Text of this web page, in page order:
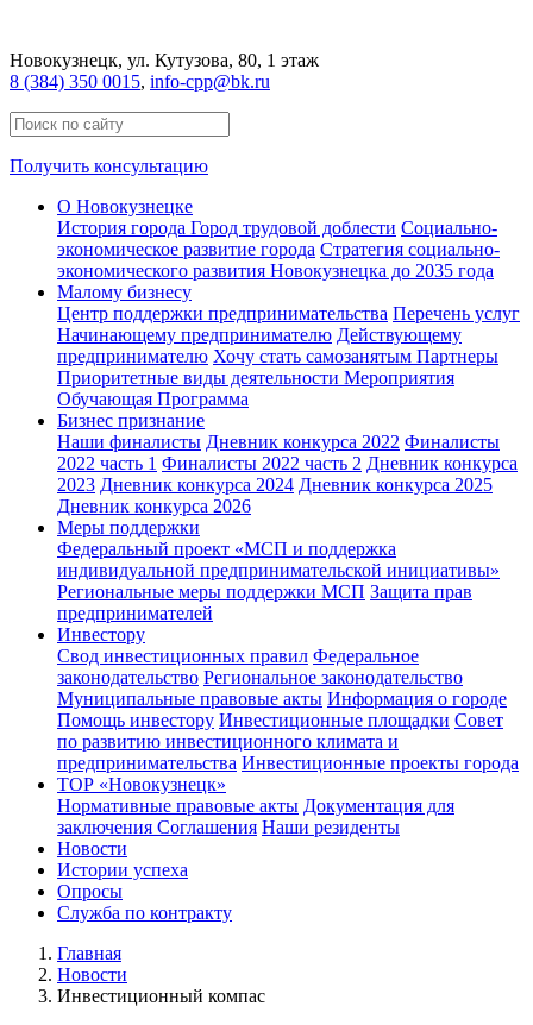
Новокузнецк, ул. Кутузова, 80, 1 этаж
8 (384) 350 0015, info-cpp@bk.ru
Получить консультацию
О Новокузнецке
История города Город трудовой доблести Социально-
экономическое развитие города Стратегия социально-
экономического развития Новокузнецка до 2035 года
Малому бизнесу
Центр поддержки предпринимательства Перечень услуг
Начинающему предпринимателю Действующему
предпринимателю Хочу стать самозанятым Партнеры
Приоритетные виды деятельности Мероприятия
Обучающая Программа
Бизнес признание
Наши финалисты Дневник конкурса 2022 Финалисты
2022 часть 1 Финалисты 2022 часть 2 Дневник конкурса
2023 Дневник конкурса 2024 Дневник конкурса 2025
Дневник конкурса 2026
Меры поддержки
Федеральный проект «МСП и поддержка
индивидуальной предпринимательской инициативы»
Региональные меры поддержки МСП Защита прав
предпринимателей
Инвестору
Свод инвестиционных правил Федеральное
законодательство Региональное законодательство
Муниципальные правовые акты Информация о городе
Помощь инвестору Инвестиционные площадки Совет
по развитию инвестиционного климата и
предпринимательства Инвестиционные проекты города
ТОР «Новокузнецк»
Нормативные правовые акты Документация для
заключения Соглашения Наши резиденты
Новости
Истории успеха
Опросы
Служба по контракту
Главная
Новости
Инвестиционный компас